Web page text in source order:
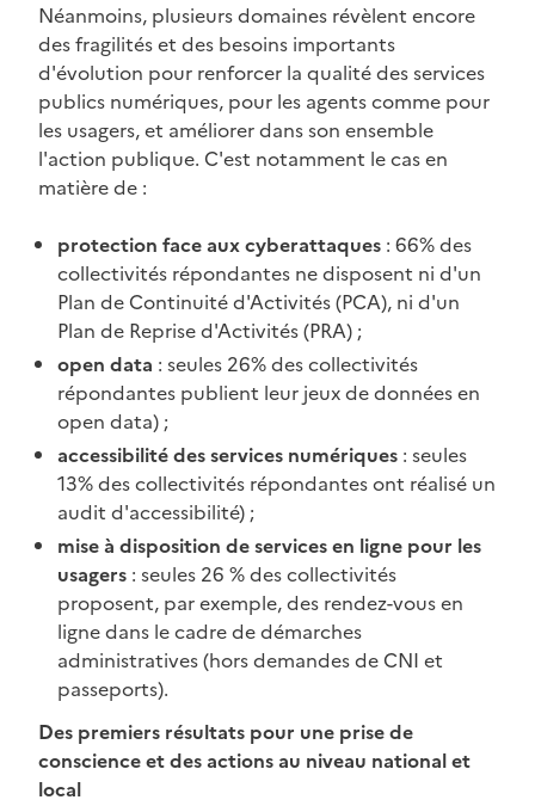
Néanmoins, plusieurs domaines révèlent encore
des fragilités et des besoins importants
d'évolution pour renforcer la qualité des services
publics numériques, pour les agents comme pour
les usagers, et améliorer dans son ensemble
l'action publique. C'est notamment le cas en
matière de :
protection face aux cyberattaques : 66% des
collectivités répondantes ne disposent ni d'un
Plan de Continuité d'Activités (PCA), ni d'un
Plan de Reprise d'Activités (PRA) ;
open data : seules 26% des collectivités
répondantes publient leur jeux de données en
open data) ;
accessibilité des services numériques : seules
13% des collectivités répondantes ont réalisé un
audit d'accessibilité) ;
mise à disposition de services en ligne pour les
usagers : seules 26 % des collectivités
proposent, par exemple, des rendez-vous en
ligne dans le cadre de démarches
administratives (hors demandes de CNI et
passeports).
Des premiers résultats pour une prise de
conscience et des actions au niveau national et
local